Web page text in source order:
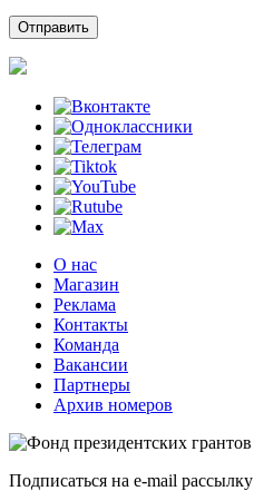
О нас
Магазин
Реклама
Контакты
Команда
Вакансии
Партнеры
Архив номеров
Подписаться на e-mail рассылку